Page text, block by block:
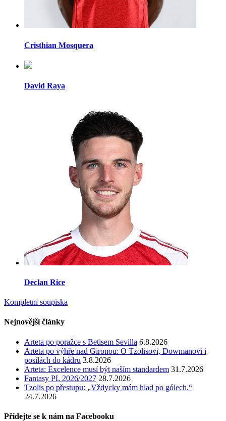
Cristhian Mosquera
David Raya
Declan Rice
Kompletní soupiska
Nejnovější články
Arteta po poražce s Betisem Sevilla 6.8.2026
Arteta po výhře nad Gironou: O Tzolisovi, Dowmanovi i
posilách do kádru 3.8.2026
Arteta: Excelence musí být naším standardem 31.7.2026
Fantasy PL 2026/2027 28.7.2026
Tzolis po přestupu: „Vždycky mám hlad po gólech.“
24.7.2026
Přidejte se k nám na Facebooku